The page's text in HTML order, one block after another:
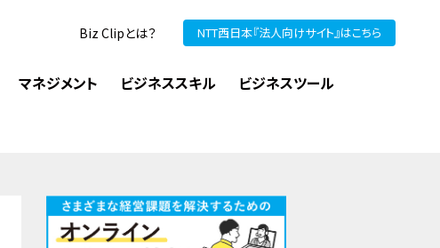
Biz Clipとは？ NTT西日本『法人向けサイト』はこちら
マネジメント ビジネススキル ビジネスツール